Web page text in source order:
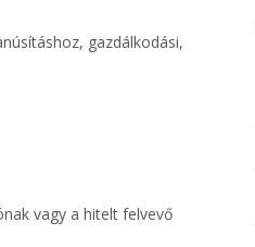
gazdálkodási,
vagy a hitelt felvevő